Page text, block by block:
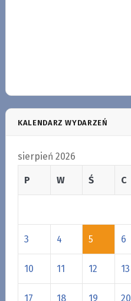
KALENDARZ WYDARZEŃ
sierpień 2026
P W Ś C
3 4 5 6
10 11 12 13
17 18 19 20